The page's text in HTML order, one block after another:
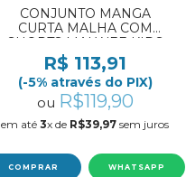
CONJUNTO MANGA
CURTA MALHA COM
SHORTS MALWEE KIDS
REF:1000139326 6/8
R$ 113,91
(-5% através do PIX)
ou R$119,90
em até 3x de R$39,97 sem juros
COMPRAR WHATSAPP